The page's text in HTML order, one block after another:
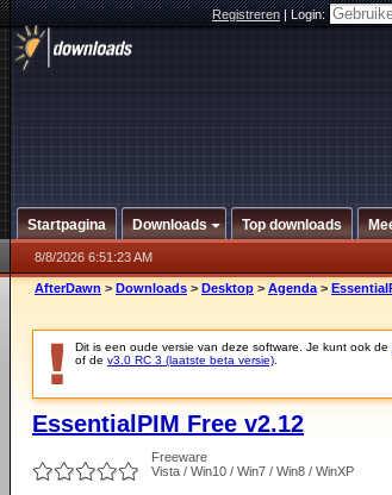
Registreren|Login:
Startpagina Downloads Top downloads
8/8/2026 6:51:23 AM
AfterDawn > Downloads > Desktop > Agenda >
Dit is een oude versie van deze software. Je kunt ook de
of de v3.0 RC 3 (laatste beta versie)
EssentialPIM Free v2.12
Freeware
Vista / Win10 / Win7 / Win8 / WinXP